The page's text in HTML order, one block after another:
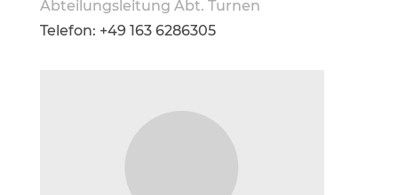
Abteilungsleitung Abt. Turnen
Telefon: +49 163 6286305